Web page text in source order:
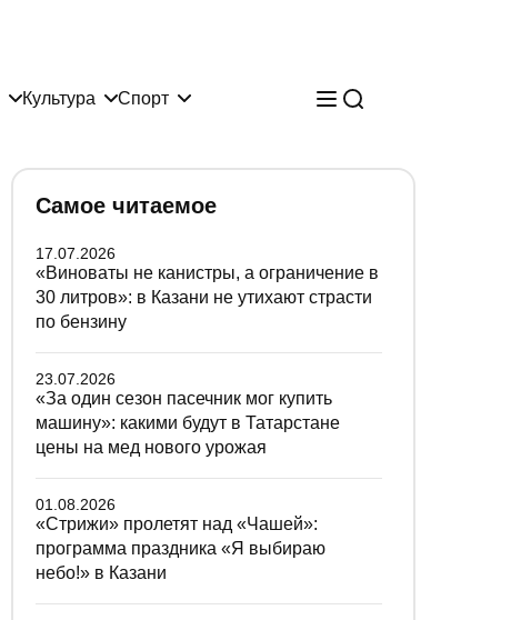
Культура Спорт
Самое читаемое
17.07.2026
«Виноваты не канистры, а ограничение в
30 литров»: в Казани не утихают страсти
по бензину
23.07.2026
«За один сезон пасечник мог купить
машину»: какими будут в Татарстане
цены на мед нового урожая
01.08.2026
«Стрижи» пролетят над «Чашей»:
программа праздника «Я выбираю
небо!» в Казани